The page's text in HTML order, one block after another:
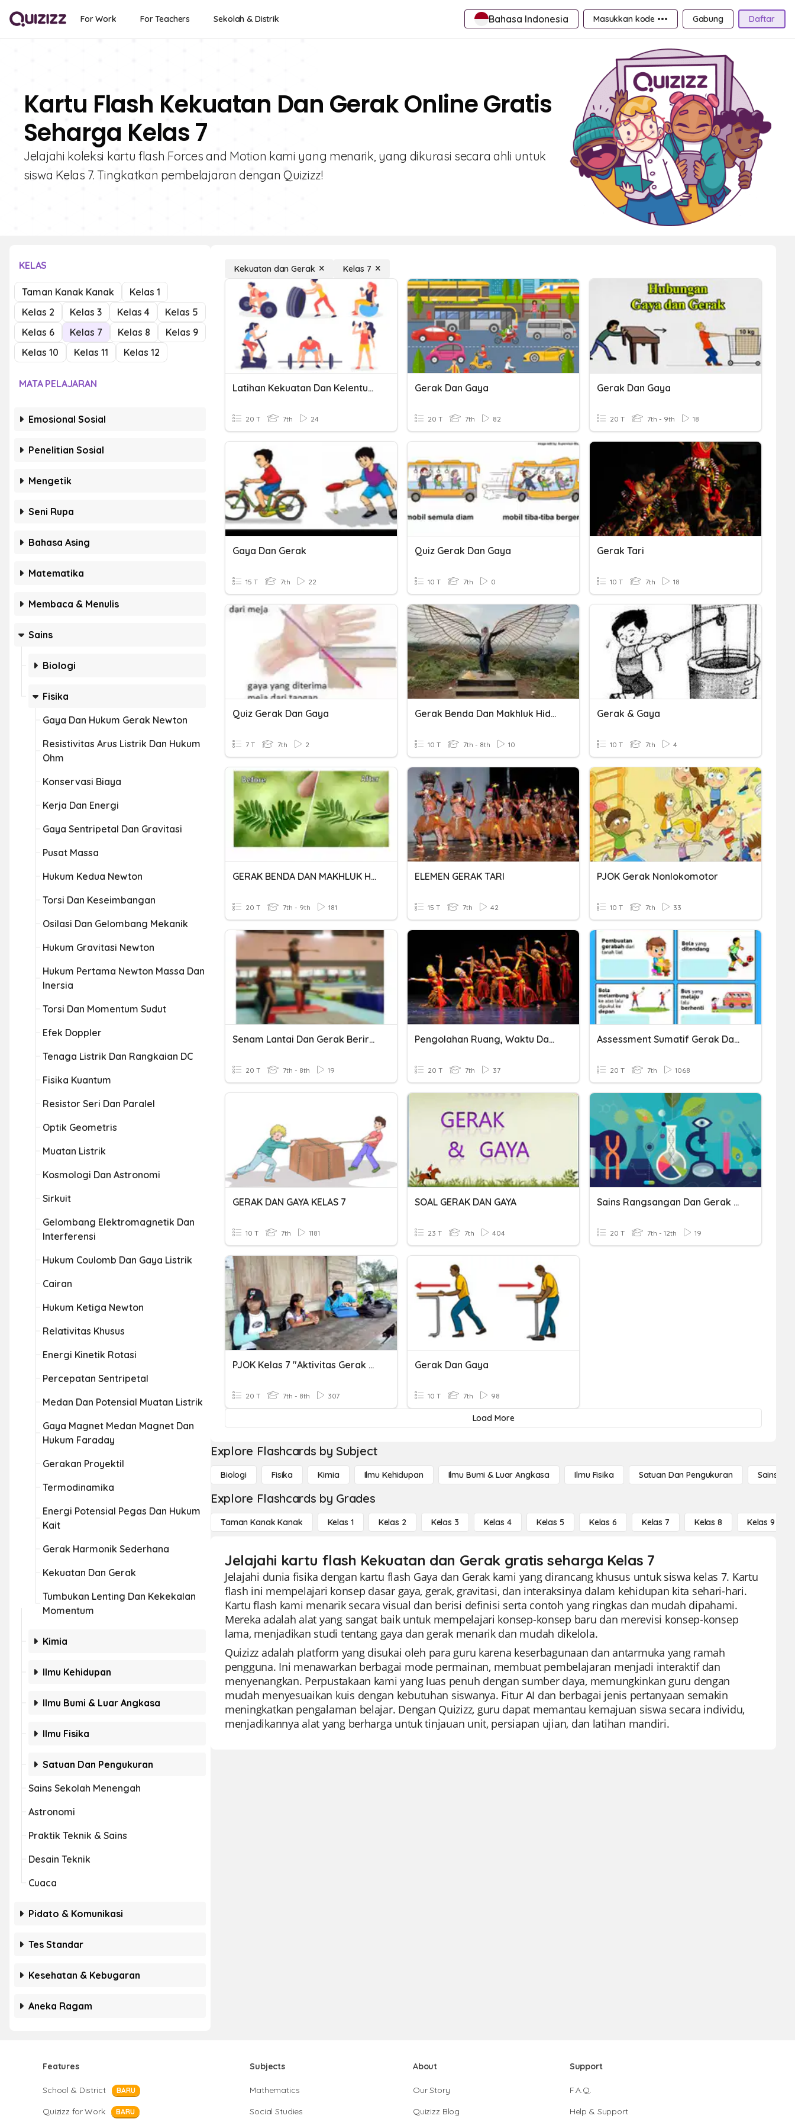
For Work For Teachers Sekolah & Distrik Bahasa Indonesia Masukkan kode ••• Gabung Daftar
Kartu Flash Kekuatan Dan Gerak Online Gratis
Seharga Kelas 7
Jelajahi koleksi kartu flash Forces and Motion kami yang menarik, yang dikurasi secara ahli untuk
siswa Kelas 7. Tingkatkan pembelajaran dengan Quizizz!
KELAS
Taman Kanak Kanak
Kelas 1
Kelas 2
Kelas 3 Kelas 4
Kelas 5
Kelas 6
Kelas 7 Kelas 8
Kelas 9
Kelas 10
Kelas 11 Kelas 12
MATA PELAJARAN
Emosional Sosial
Penelitian Sosial
Mengetik
Seni Rupa
Bahasa Asing
Matematika
Membaca & Menulis
Sains
Biologi
Fisika
Gaya Dan Hukum Gerak Newton
Resistivitas Arus Listrik Dan Hukum
Ohm
Konservasi Biaya
Kerja Dan Energi
Gaya Sentripetal Dan Gravitasi
Pusat Massa
Hukum Kedua Newton
Torsi Dan Keseimbangan
Osilasi Dan Gelombang Mekanik
Hukum Gravitasi Newton
Hukum Pertama Newton Massa Dan
Inersia
Torsi Dan Momentum Sudut
Efek Doppler
Tenaga Listrik Dan Rangkaian DC
Fisika Kuantum
Resistor Seri Dan Paralel
Optik Geometris
Muatan Listrik
Kosmologi Dan Astronomi
Sirkuit
Gelombang Elektromagnetik Dan
Interferensi
Hukum Coulomb Dan Gaya Listrik
Cairan
Hukum Ketiga Newton
Relativitas Khusus
Energi Kinetik Rotasi
Percepatan Sentripetal
Medan Dan Potensial Muatan Listrik
Gaya Magnet Medan Magnet Dan
Hukum Faraday
Gerakan Proyektil
Termodinamika
Energi Potensial Pegas Dan Hukum
Kait
Gerak Harmonik Sederhana
Kekuatan Dan Gerak
Tumbukan Lenting Dan Kekekalan
Momentum
Kimia
Ilmu Kehidupan
Ilmu Bumi & Luar Angkasa
Ilmu Fisika
Satuan Dan Pengukuran
Sains Sekolah Menengah
Astronomi
Praktik Teknik & Sains
Desain Teknik
Cuaca
Pidato & Komunikasi
Tes Standar
Kesehatan & Kebugaran
Aneka Ragam
Kekuatan dan Gerak Kelas 7
Latihan Kekuatan Dan Kelentukan
20 T 7th 24
Gerak Dan Gaya
20 T 7th 82
Gerak Dan Gaya
20 T 7th - 9th 18
Gaya Dan Gerak
15 T 7th 22
Quiz Gerak Dan Gaya
10 T 7th 0
Gerak Tari
10 T 7th 18
Quiz Gerak Dan Gaya
7 T 7th 2
Gerak Benda Dan Makhluk Hidup
10 T 7th - 8th 10
Gerak & Gaya
10 T 7th 4
GERAK BENDA DAN MAKHLUK HIDUP DI LINGKUNGAN SEKITAR
20 T 7th - 9th 181
ELEMEN GERAK TARI
15 T 7th 42
PJOK Gerak Nonlokomotor
10 T 7th 33
Senam Lantai Dan Gerak Berirama
20 T 7th - 8th 19
Pengolahan Ruang, Waktu Dan Tenaga Pada Gerak Tari 7I
20 T 7th 37
Assessment Sumatif Gerak Dan Gaya
20 T 7th 1068
GERAK DAN GAYA KELAS 7
10 T 7th 1181
SOAL GERAK DAN GAYA
23 T 7th 404
Sains Rangsangan Dan Gerak Balas PT3
20 T 7th - 12th 19
PJOK Kelas 7 "Aktivitas Gerak Berirama"
20 T 7th - 8th 307
Gerak Dan Gaya
10 T 7th 98
Load More
Explore Flashcards by Subject
Biologi Fisika Kimia Ilmu Kehidupan Ilmu Bumi & Luar Angkasa Ilmu Fisika Satuan Dan Pengukuran Sains
Explore Flashcards by Grades
Taman Kanak Kanak Kelas 1 Kelas 2 Kelas 3 Kelas 4 Kelas 5 Kelas 6 Kelas 7 Kelas 8 Kelas 9
Jelajahi kartu flash Kekuatan dan Gerak gratis seharga Kelas 7
Jelajahi dunia fisika dengan kartu flash Gaya dan Gerak kami yang dirancang khusus untuk siswa kelas 7. Kartu
flash ini mempelajari konsep dasar gaya, gerak, gravitasi, dan interaksinya dalam kehidupan kita sehari-hari.
Kartu flash kami menarik secara visual dan berisi definisi serta contoh yang ringkas dan mudah dipahami.
Mereka adalah alat yang sangat baik untuk mempelajari konsep-konsep baru dan merevisi konsep-konsep
lama, menjadikan studi tentang gaya dan gerak menarik dan mudah dikelola.
Quizizz adalah platform yang disukai oleh para guru karena keserbagunaan dan antarmuka yang ramah
pengguna. Ini menawarkan berbagai mode permainan, membuat pembelajaran menjadi interaktif dan
menyenangkan. Perpustakaan kami yang luas penuh dengan sumber daya, memungkinkan guru dengan
mudah menyesuaikan kuis dengan kebutuhan siswanya. Fitur AI dan berbagai jenis pertanyaan semakin
meningkatkan pengalaman belajar. Dengan Quizizz, guru dapat memantau kemajuan siswa secara individu,
menjadikannya alat yang berharga untuk tinjauan unit, persiapan ujian, dan latihan mandiri.
Features
School & District BARU
Quizizz for Work BARU
Subjects
Mathematics
Social Studies
About
Our Story
Quizizz Blog
Support
F.A.Q.
Help & Support